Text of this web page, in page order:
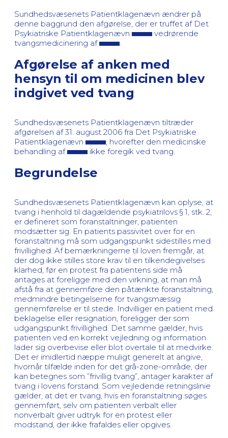
Sundhedsvæsenets Patientklagenævn ændrer på
denne baggrund den afgørelse, der er truffet af Det
Psykiatriske Patientklagenævn
vedrørende
tvangsmedicinering af
Afgørelse af anken med
hensyn til om medicinen blev
indgivet ved tvang
Sundhedsvæsenets Patientklagenævn tiltræder
afgørelsen af 31. august 2006 fra Det Psykiatriske
Patientklagenævn
, hvorefter den medicinske
behandling af
ikke foregik ved tvang.
Begrundelse
Sundhedsvæsenets Patientklagenævn kan oplyse, at
tvang i henhold til dagældende psykiatrilovs § 1, stk. 2,
er defineret som foranstaltninger, patienten
modsætter sig. En patients passivitet over for en
foranstaltning må som udgangspunkt sidestilles med
frivillighed. Af bemærkningerne til loven fremgår, at
der dog ikke stilles store krav til en tilkendegivelses
klarhed, før en protest fra patientens side må
antages at foreligge med den virkning, at man må
afstå fra at gennemføre den påtænkte foranstaltning,
medmindre betingelserne for tvangsmæssig
gennemførelse er til stede. Indvilliger en patient med
beklagelse eller resignation, foreligger der som
udgangspunkt frivillighed. Det samme gælder, hvis
patienten ved en korrekt vejledning og information
lader sig overbevise eller blot overtale til at medvirke.
Det er imidlertid næppe muligt generelt at angive,
hvornår tilfælde inden for det grå-zone-område, der
kan betegnes som ”frivillig tvang”, antager karakter af
tvang i lovens forstand. Som vejledende retningslinie
gælder, at det er tvang, hvis en foranstaltning søges
gennemført, selv om patienten verbalt eller
nonverbalt giver udtryk for en protest eller
modstand, der ikke frafaldes eller opgives.